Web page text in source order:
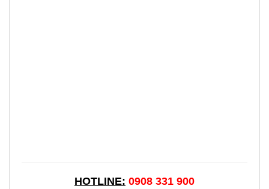
HOTLINE: 0908 331 900